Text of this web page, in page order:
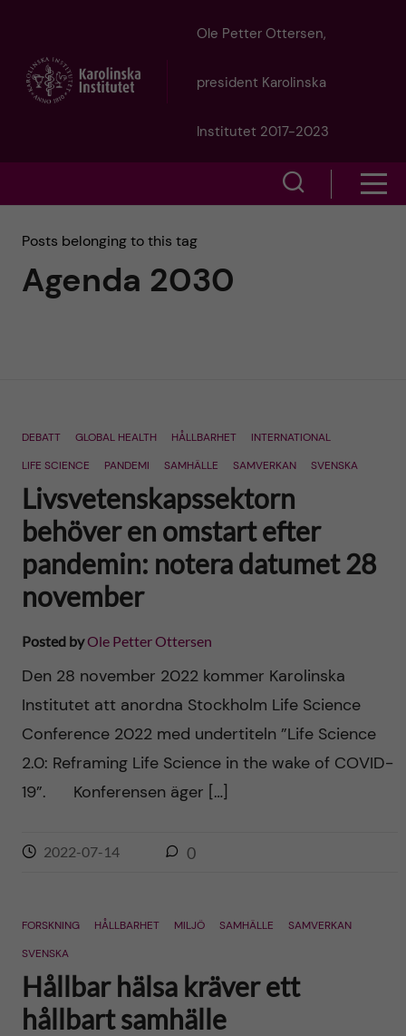
t
m
Ole Petter Ottersen,
president Karolinska
Institutet 2017-2023
c
f
i
d
Posts belonging to this tag
Agenda 2030
DEBATT GLOBAL HEALTH HÅLLBARHET
INTERNATIONAL
LIFE SCIENCE
PANDEMI SAMHÄLLE SAMVERKAN SVENSKA
Livsvetenskapssektorn
behöver en omstart efter
pandemin: notera datumet 28
november
Posted byOle Petter Ottersen
Den 28 november 2022 kommer Karolinska
Institutet att anordna Stockholm Life Science
Conference 2022 med undertiteln ”Life Science
2.0: Reframing Life Science in the wake of COVID-
19”. Konferensen äger […]
2022-07-14 0
FORSKNING HÅLLBARHET MILJÖ SAMHÄLLE
SAMVERKAN
SVENSKA
Hållbar hälsa kräver ett
hållbart samhälle